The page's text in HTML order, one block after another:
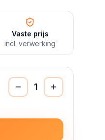
Vaste prijs
incl. verwerking
1